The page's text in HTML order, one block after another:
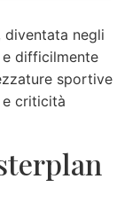
diventata negli
difficilmente
sportive
e criticità